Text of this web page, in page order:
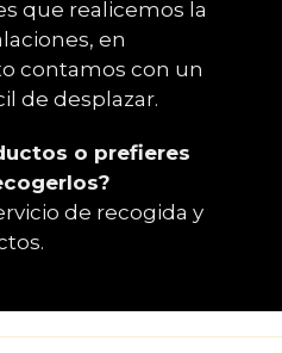
que realicemos la
en
contamos con un
de desplazar.
o prefieres
de recogida y